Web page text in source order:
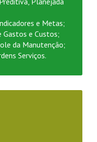
e Metas;
Gastos e Custos;
da Manutenção;
Serviços.